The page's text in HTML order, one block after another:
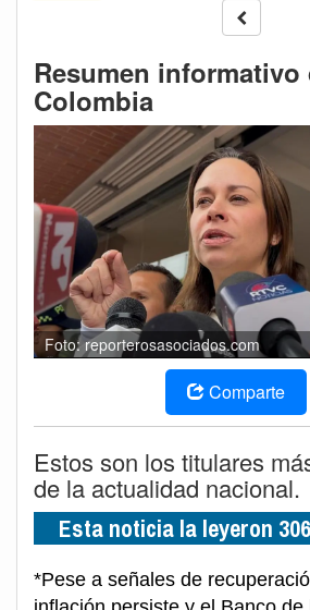
Resumen informativo
Colombia
Foto: reporterosasociados.com
Comparte
Estos son los titulares
de la actualidad nacional.
Esta noticia la leyeron
*Pese a señales de